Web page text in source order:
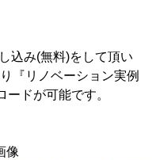
込み(無料)をして頂い
『リノベーション実例
ドが可能です。
像